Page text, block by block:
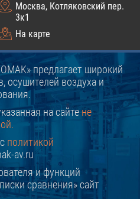
Москва, Котляковский пер.
3к1
На карте
предлагает широкий
осушителей воздуха и
на сайтене
политикой
av.ru
и функций
сравнения» сайт